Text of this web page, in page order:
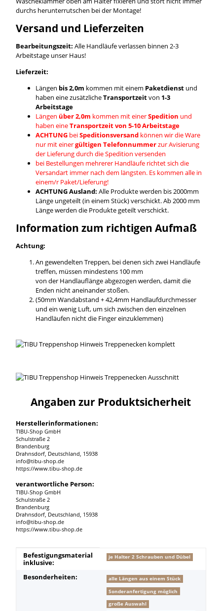
durchs herunterrutschen bei der Montage!
Versand und Lieferzeiten
Bearbeitungszeit: Alle Handläufe verlassen binnen 2-3
Arbeitstage unser Haus!
Lieferzeit:
Längen bis 2,0m kommen mit einem Paketdienstund
haben eine zusätzlicheTransportzeitvon 1-3
Arbeitstage
Längen über 2,0m kommen mit einerSpedition und
haben eineTransportzeit von 5-10 Arbeitstage
ACHTUNGbeiSpeditionsversandkönnen wir die Ware
nur mit einergültigen Telefonnummerzur Avisierung
der Lieferung durch die Spedition versenden
bei Bestellungen mehrerer Handläufe richtet sich die
Versandart immer nach dem längsten. Es kommen alle in
einem/r Paket/Lieferung!
ACHTUNG Ausland: Alle Produkte werden bis 2000mm
Länge ungeteilt (in einem Stück) verschickt. Ab 2000 mm
Länge werden die Produkte geteilt verschickt.
Information zum richtigen Aufmaß
Achtung:
An gewendelten Treppen, bei denen sich zwei Handläufe
treffen, müssen mindestens 100 mm
von der Handlauflänge abgezogen werden, damit die
Enden nicht aneinander stoßen.
(50mm Wandabstand + 42,4mm Handlaufdurchmesser
und ein wenig Luft, um sich zwischen den einzelnen
Handläufen nicht die Finger einzuklemmen)
Angaben zur Produktsicherheit
Herstellerinformationen:
TIBU-Shop GmbH
Schulstraße 2
Brandenburg
Drahnsdorf, Deutschland, 15938
info@tibu-shop.de
https://www.tibu-shop.de
verantwortliche Person:
TIBU-Shop GmbH
Schulstraße 2
Brandenburg
Drahnsdorf, Deutschland, 15938
info@tibu-shop.de
https://www.tibu-shop.de
Produkteigenschaft
Wert
Befestigungsmaterial
inklusive:
je Halter 2 Schrauben und Dübel
Besonderheiten:
alle Längen aus einem Stück
Sonderanfertigung möglich
große Auswahl